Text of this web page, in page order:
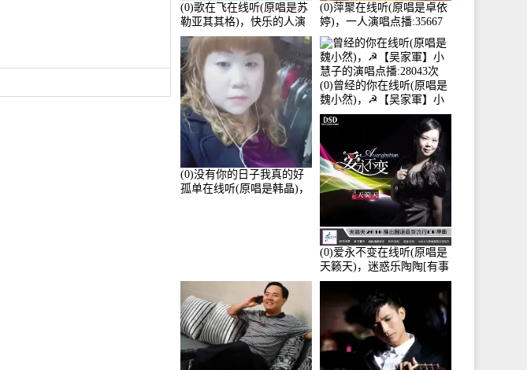
(0)歌在飞在线听(原唱是苏
勒亚其其格)，快乐的人演
唱点播:36次
(0)萍聚在线听(原唱是卓依
婷)，一人演唱点播:35667
次
(0)没有你的日子我真的好
孤单在线听(原唱是韩晶)，
(0)曾经的你在线听(原唱是
魏小然)，☭【吴家軍】小
慧子的演唱点播:28043次
(0)爱永不变在线听(原唱是
天籁天)，迷惑乐陶陶[有事
暂离]演唱点播:27678次